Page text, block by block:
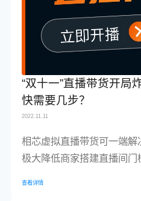
“双十一”直播带货开局
快需要几步？
2022.11.11
相芯虚拟直播带货可一端解
极大降低商家搭建直播间门
查看详情